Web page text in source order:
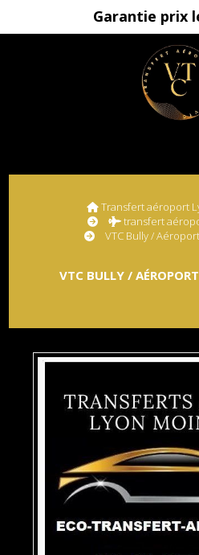
Garantie prix
Transfert aéroport
transfert
VTC Bully /
VTC BULLY /